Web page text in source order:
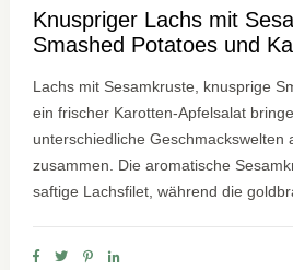
Knuspriger Lachs mit
Smashed Potatoes und
Lachs mit Sesamkruste, knusprige
ein frischer Karotten-Apfelsalat
unterschiedliche Geschmackswelten
zusammen. Die aromatische
saftige Lachsfilet, während die